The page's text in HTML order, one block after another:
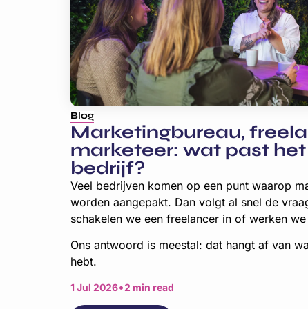
Blog
Marketingbureau,
marketeer: wat past
bedrijf?
Veel bedrijven komen op een punt waarop
worden aangepakt. Dan volgt al snel de
schakelen we een freelancer in of werken
Ons antwoord is meestal: dat hangt af van
hebt.
1 Jul 2026•2 min read